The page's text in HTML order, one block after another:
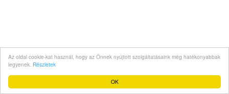
OK
Az oldal cookie-kat használ, hogy az Önnek nyújtott szolgáltatásaink még hatékonyabbak
legyenek. Részletek